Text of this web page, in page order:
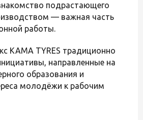
подрастающего
— важная часть
работы.
KAMA TYRES традиционно
направленные на
образования и
молодёжи к рабочим